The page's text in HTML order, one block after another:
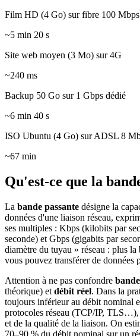
Film HD (4 Go) sur fibre 100 Mbps
~5 min 20 s
Site web moyen (3 Mo) sur 4G
~240 ms
Backup 50 Go sur 1 Gbps dédié
~6 min 40 s
ISO Ubuntu (4 Go) sur ADSL 8
~67 min
Qu'est-ce que la
La bande passante désigne la
données d'une liaison réseau,
ses multiples : Kbps (kilobits par
seconde) et Gbps (gigabits par
diamètre du tuyau » réseau : plus la
vous pouvez transférer de données
Attention à ne pas confondre
théorique) et débit réel. Dans la
toujours inférieur au débit nominal
protocoles réseau (TCP/IP, TLS…),
et de la qualité de la liaison. On
70–90 % du débit nominal sur un